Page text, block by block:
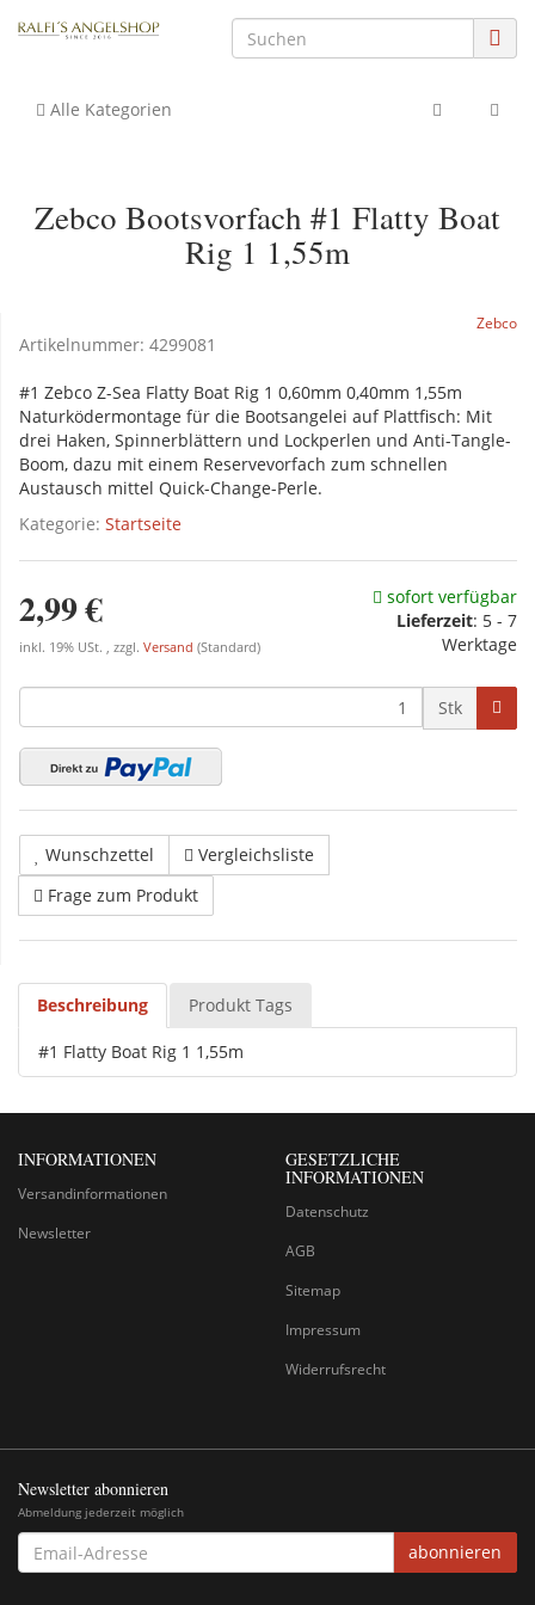
Alle Kategorien
Zebco Bootsvorfach #1 Flatty Boat
Rig 1 1,55m
Zebco
Artikelnummer: 4299081
#1 Zebco Z-Sea Flatty Boat Rig 1 0,60mm 0,40mm 1,55m
Naturködermontage für die Bootsangelei auf Plattfisch: Mit
drei Haken, Spinnerblättern und Lockperlen und Anti-Tangle-
Boom, dazu mit einem Reservevorfach zum schnellen
Austausch mittel Quick-Change-Perle.
Kategorie: Startseite
2,99 €
inkl. 19% USt. , zzgl. Versand (Standard)
sofort verfügbar
Lieferzeit: 5 - 7
Werktage
Stk
Wunschzettel
Vergleichsliste
Frage zum Produkt
Beschreibung Produkt Tags
#1 Flatty Boat Rig 1 1,55m
INFORMATIONEN
Versandinformationen
Newsletter
GESETZLICHE
INFORMATIONEN
Datenschutz
AGB
Sitemap
Impressum
Widerrufsrecht
Newsletter abonnieren
Abmeldung jederzeit möglich
EMAIL-
ADRESSE
abonnieren